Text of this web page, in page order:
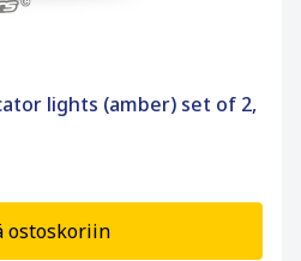
lights (amber) set of 2,
ostoskoriin